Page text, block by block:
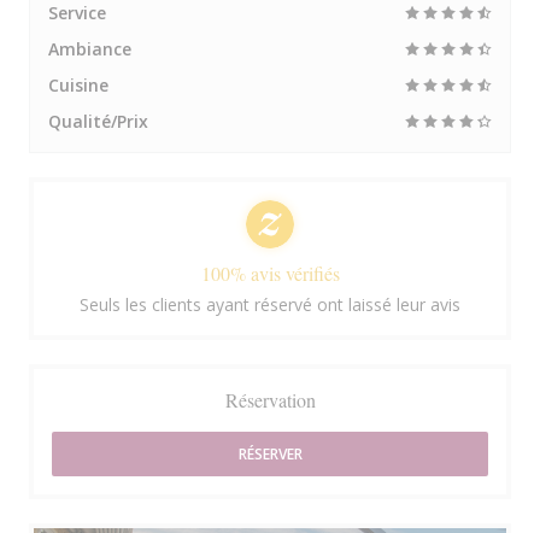
Service
Ambiance
Cuisine
Qualité/Prix
100% avis vérifiés
Seuls les clients ayant réservé ont laissé leur avis
Réservation
RÉSERVER